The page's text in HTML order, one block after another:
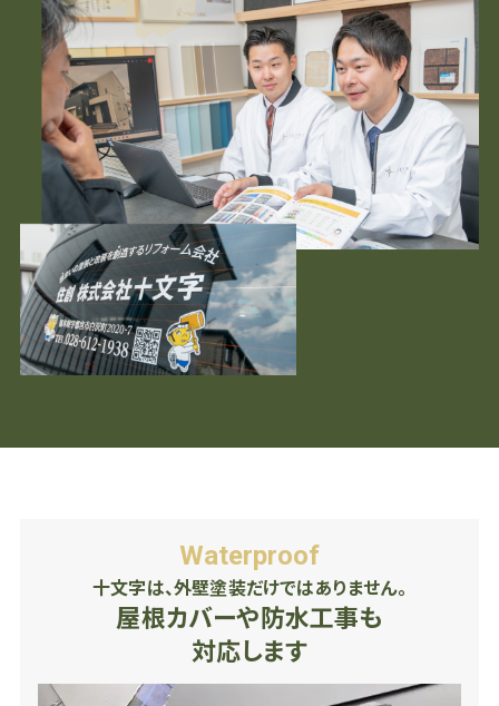
Waterproof
十文字は、外壁塗装だけではありません。
屋根カバーや防水工事も
対応します